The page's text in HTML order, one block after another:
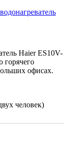
Haier ES10V-
горячего
офисах.
человек)
20 минут)